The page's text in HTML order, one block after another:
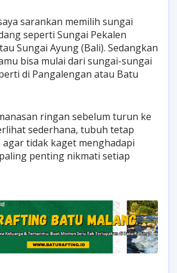
sarankan memilih sungai
seperti Sungai Pekalen
Sungai Ayung (Bali). Sedangkan
bisa mulai dari sungai-sungai
di Pangalengan atau Batu
ringan sebelum turun ke
sederhana, tubuh tetap
tidak kaget menghadapi
penting nikmati setiap